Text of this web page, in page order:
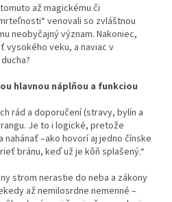
až magickému či
venovali so zvláštnou
neobyčajný význam. Nakoniec,
vysokého veku, a naviac v
hlavnou náplňou a funkciou
rád a doporučení (stravy, bylín a
Je to i logické, pretože
–ako hovorí aj jedno čínske
bránu, keď už je kôň splašený.“
strom nerastie do neba a zákony
až nemilosrdne nemenné –